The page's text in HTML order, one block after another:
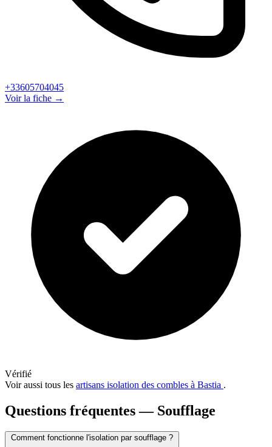
+33605704045
Voir la fiche →
Vérifié
Voir aussi tous les artisans isolation des combles à Bastia .
Questions fréquentes — Soufflage
Comment fonctionne l'isolation par soufflage ?